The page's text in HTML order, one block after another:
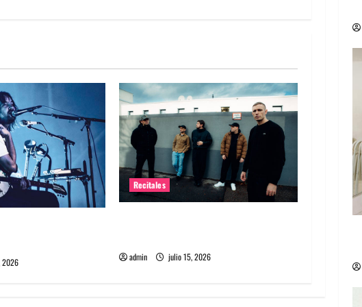
2026
Recitales
admin julio 15, 2026